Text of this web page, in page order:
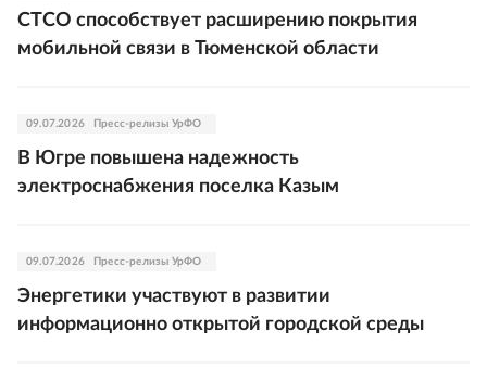
СТСО способствует расширению покрытия
мобильной связи в Тюменской области
09.07.2026 Пресс-релизы УрФО
В Югре повышена надежность
электроснабжения поселка Казым
09.07.2026 Пресс-релизы УрФО
Энергетики участвуют в развитии
информационно открытой городской среды